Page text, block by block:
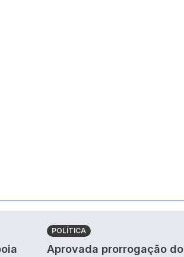
POLÍTICA
Aprovada prorrogação do